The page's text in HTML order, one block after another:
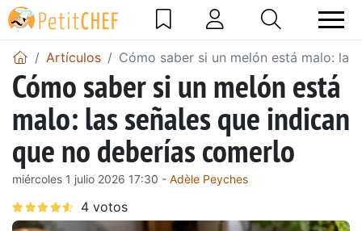
Artículos Cómo saber si un melón está malo:
Cómo saber si un melón está
malo: las señales que indican
que no deberías comerlo
miércoles 1 julio 2026 17:30 - Adèle Peyches